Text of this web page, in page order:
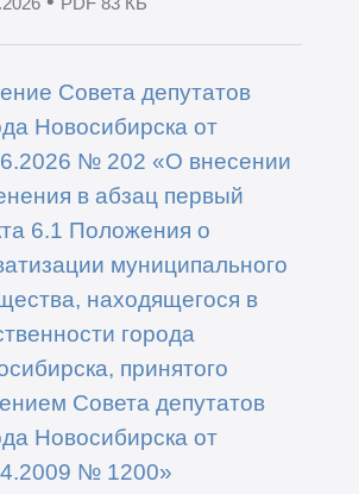
Совета депутатов
Новосибирска от
№ 202 «О внесении
в абзац первый
6.1 Положения о
муниципального
находящегося в
города
принятого
Совета депутатов
Новосибирска от
№ 1200»